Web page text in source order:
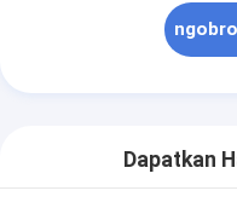
Dapatkan